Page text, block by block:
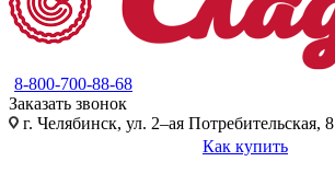
8-800-700-88-68
Заказать звонок
г. Челябинск, ул. 2–ая Потребительская, 8
Как купить